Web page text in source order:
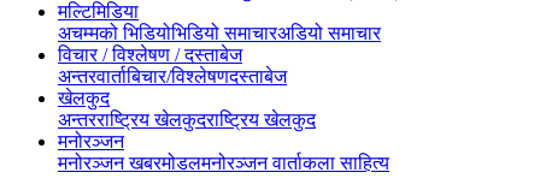
मल्टिमिडिया
अचम्मको भिडियोभिडियो समाचारअडियो समाचार
विचार / विश्लेषण / दस्ताबेज
अन्तरवार्ताबिचार/विश्लेषणदस्ताबेज
खेलकुद
अन्तरराष्ट्रिय खेलकुदराष्ट्रिय खेलकुद
मनोरञ्जन
मनोरञ्जन खबरमोडलमनोरञ्जन वार्ताकला साहित्य